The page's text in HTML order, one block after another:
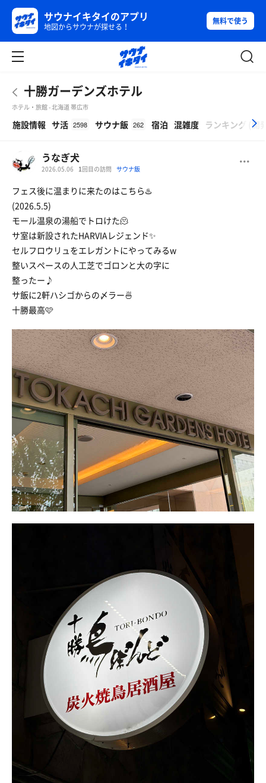
サウナイキタイのアプリ
地図からサウナが探せる！
無料で使う
十勝ガーデンズホテル
ホテル・旅館 - 北海道 帯広市
施設情報 サ活 2598 サウナ飯 262 宿泊 混雑度 ランキング 開
うなぎ犬
2026.05.06 1回目の訪問 サウナ飯
フェス後に温まりに来たのはこちら♨️
(2026.5.5)
モール温泉の湯船でトロけた🫠
サ室は新設されたHARVIAレジェンド✨
セルフロウリュをエレガントにやってみるw
整いスペースの人工芝でゴロンと大の字に
整ったー♪
サ飯に2軒ハシゴからの〆ラー🍜
十勝最高🩷